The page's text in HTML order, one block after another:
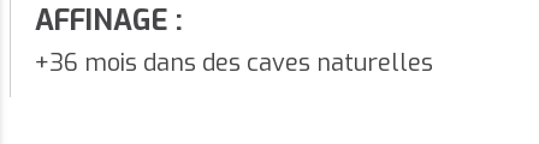
AFFINAGE :
+36 mois dans des caves naturelles